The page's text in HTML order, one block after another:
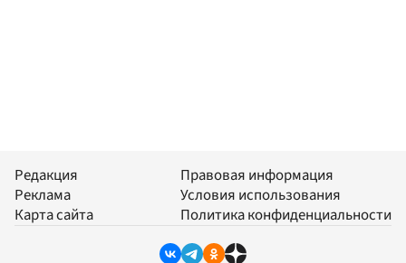
Редакция
Реклама
Карта сайта
Правовая информация
Условия использования
Политика конфиденциальности